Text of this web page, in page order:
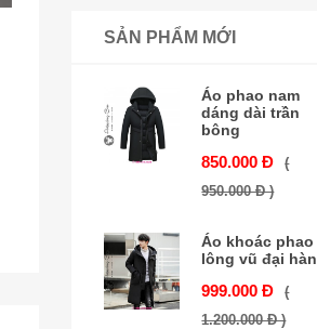
SẢN PHẨM MỚI
Áo phao nam
dáng dài trần
bông
850.000 Đ
(
950.000 Đ )
Áo khoác phao
lông vũ đại hàn
999.000 Đ
(
1.200.000 Đ )